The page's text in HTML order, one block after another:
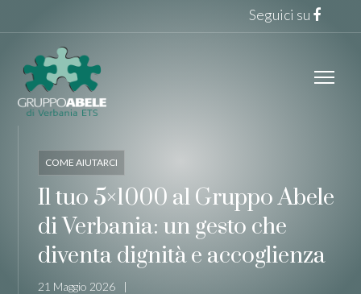
Seguici su
COME AIUTARCI
Il tuo 5×1000 al Gruppo Abele
di Verbania: un gesto che
diventa dignità e accoglienza
21 Maggio 2026